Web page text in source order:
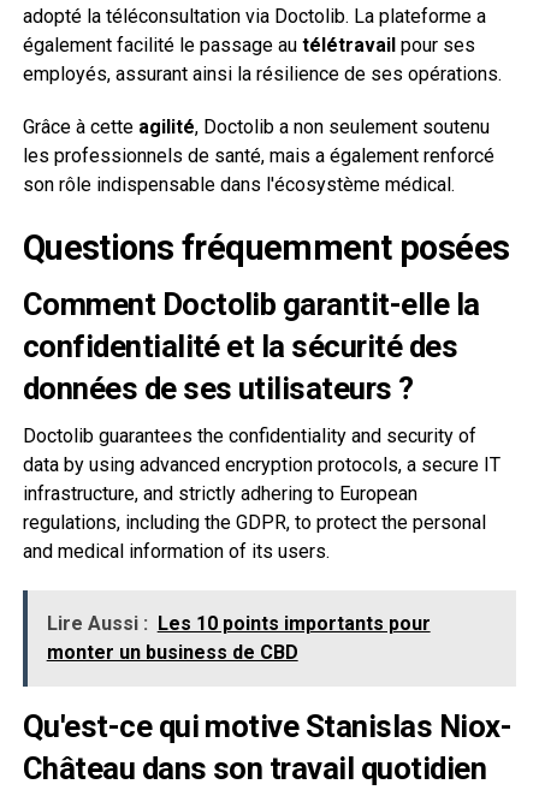
adopté la téléconsultation via Doctolib. La plateforme a
également facilité le passage au télétravailpour ses
employés, assurant ainsi la résilience de ses opérations.
Grâce à cette agilité, Doctolib a non seulement soutenu
les professionnels de santé, mais a également renforcé
son rôle indispensable dans l'écosystème médical.
Questions fréquemment posées
Comment Doctolib garantit-elle la
confidentialité et la sécurité des
données de ses utilisateurs ?
Doctolib guarantees the confidentiality and security of
data by using advanced encryption protocols, a secure IT
infrastructure, and strictly adhering to European
regulations, including the GDPR, to protect the personal
and medical information of its users.
Lire Aussi : Les 10 points importants pour
monter un business de CBD
Qu'est-ce qui motive Stanislas Niox-
Château dans son travail quotidien